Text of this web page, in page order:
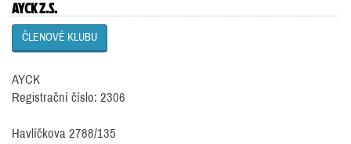
AYCK Z.S.
ČLENOVÉ KLUBU
AYCK
Registrační číslo: 2306
Havlíčkova 2788/135